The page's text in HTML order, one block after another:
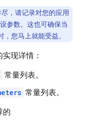
，请记录对您的应用
参数。这也可确保当
，您马上就能受益。
现详情：
常量列表。
常量列表。
的